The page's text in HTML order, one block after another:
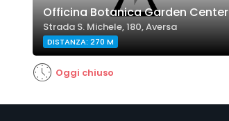
Officina Botanica Garden Center
Strada S. Michele, 180, Aversa
DISTANZA: 270 M
Oggi chiuso